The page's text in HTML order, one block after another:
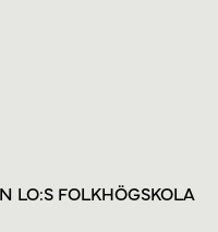
LO:S FOLKHÖGSKOLA